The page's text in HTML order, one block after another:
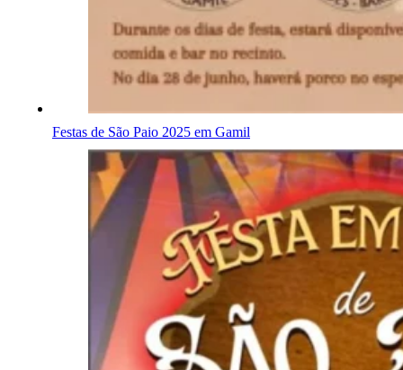
Festas de São Paio 2025 em Gamil